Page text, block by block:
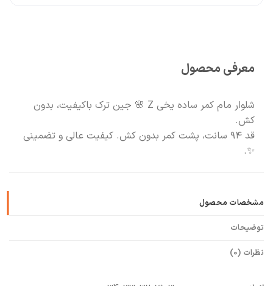
معرفی محصول
شلوار مام کمر ساده یخی Z 🌸 جین ترک باکیفیت، بدون
کش.
قد ۹۴ سانت، پشت کمر بدون کش. کیفیت عالی و تضمینی
✨.
مشخصات محصول
توضیحات
نظرات (0)